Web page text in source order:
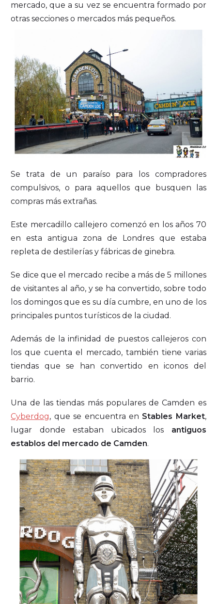
mercado, que a su vez se encuentra formado por
otras secciones o mercados más pequeños.
Se trata de un paraíso para los compradores
compulsivos, o para aquellos que busquen las
compras más extrañas.
Este mercadillo callejero comenzó en los años 70
en esta antigua zona de Londres que estaba
repleta de destilerías y fábricas de ginebra.
Se dice que el mercado recibe a más de 5 millones
de visitantes al año, y se ha convertido, sobre todo
los domingos que es su día cumbre, en uno de los
principales puntos turísticos de la ciudad.
Además de la infinidad de puestos callejeros con
los que cuenta el mercado, también tiene varias
tiendas que se han convertido en iconos del
barrio.
Una de las tiendas más populares de Camden es
Cyberdog, que se encuentra en Stables Market,
lugar donde estaban ubicados los antiguos
establos del mercado de Camden.